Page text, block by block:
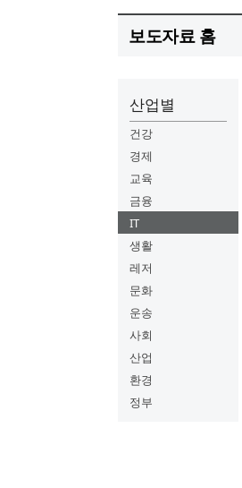
보도자료 홈
산업별
건강
경제
교육
금융
IT
생활
레저
문화
운송
사회
산업
환경
정부